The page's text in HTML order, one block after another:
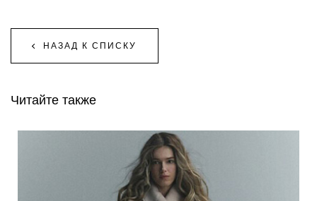
НАЗАД К СПИСКУ
Читайте также